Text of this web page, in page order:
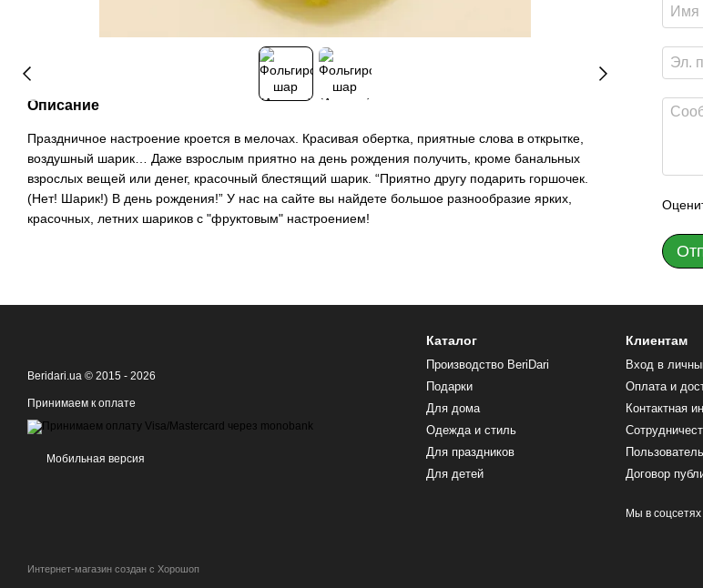
Описание
Праздничное настроение кроется в мелочах. Красивая обертка, приятные слова в открытке,
воздушный шарик… Даже взрослым приятно на день рождения получить, кроме банальных
взрослых вещей или денег, красочный блестящий шарик. “Приятно другу подарить горшочек.
(Нет! Шарик!) В день рождения!” У нас на сайте вы найдете большое разнообразие ярких,
красочных, летних шариков с "фруктовым" настроением!
Beridari.ua © 2015 - 2026
Принимаем к оплате
Мобильная версия
Интернет-магазин создан с Хорошоп
Каталог
Производство BeriDari
Подарки
Для дома
Одежда и стиль
Для праздников
Для детей
Клиентам
Вход в
Оплата и
Контактная
Договор
Мы в соцсетях